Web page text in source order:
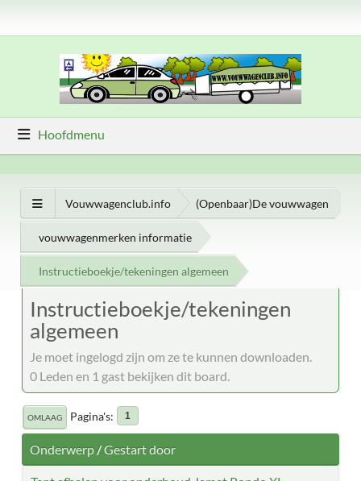
Hoofdmenu
Vouwwagenclub.info (Openbaar)De vouwwagen
vouwwagenmerken informatie
Instructieboekje/tekeningen algemeen
Instructieboekje/tekeningen
algemeen
Je moet ingelogd zijn om ze te kunnen downloaden.
0 Leden en 1 gast bekijken dit board.
OMLAAG Pagina's 1
Onderwerp/Gestart door